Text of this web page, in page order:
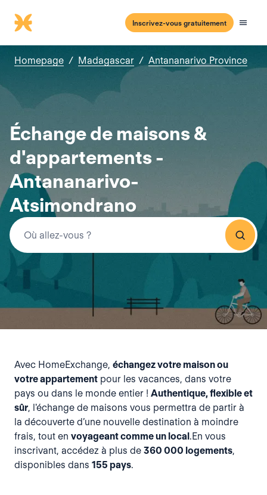
Inscrivez-vous gratuitement
Homepage / Madagascar / Antananarivo Province
Échange de maisons &
d'appartements -
Antananarivo-
Atsimondrano
Avec HomeExchange, échangez votre maison ou
votre appartement pour les vacances, dans votre
pays ou dans le monde entier ! Authentique, flexible et
sûr, l'échange de maisons vous permettra de partir à
la découverte d’une nouvelle destination à moindre
frais, tout en voyageant comme un local.En vous
inscrivant, accédez à plus de 360 000 logements,
disponibles dans 155 pays.